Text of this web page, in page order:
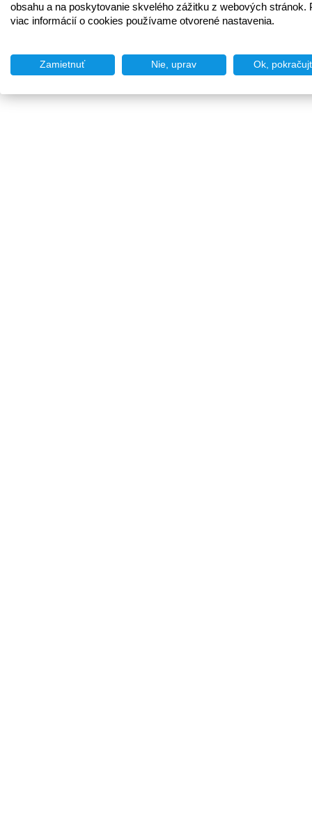
obsahu a na poskytovanie skvelého zážitku z webových stránok.
viac informácií o cookies používame otvorené nastavenia.
Zamietnuť Nie, uprav Ok,